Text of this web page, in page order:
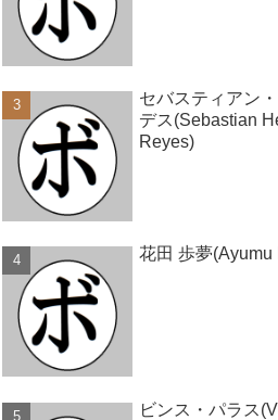
セバスティアン
デス(Sebastian
Reyes)
花田 歩夢(Ayumu
ビンス・パラス